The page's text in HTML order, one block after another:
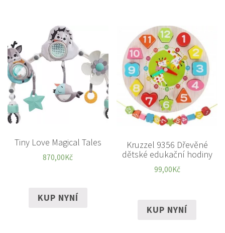
Tiny Love Magical Tales
870,00Kč
KUP NYNÍ
Kruzzel 9356 Dřevěné
dětské edukační hodiny
99,00Kč
KUP NYNÍ